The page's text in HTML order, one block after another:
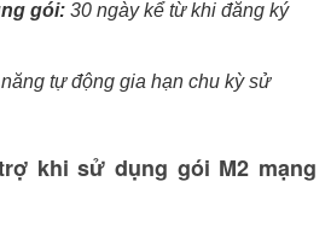
gói: 30 ngày kể từ khi đăng ký
tự động gia hạn chu kỳ sử
khi sử dụng gói M2 mạng